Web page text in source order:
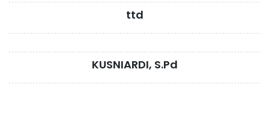
ttd
KUSNIARDI, S.Pd